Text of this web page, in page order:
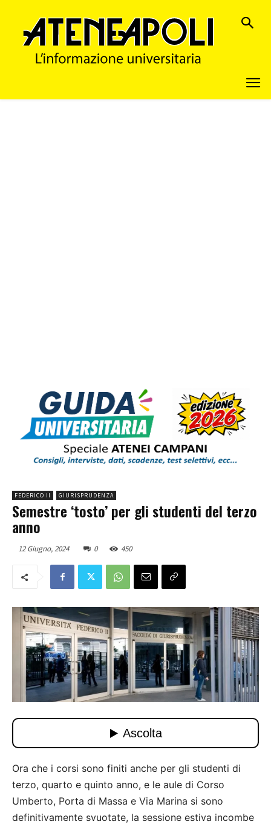
FEDERICO II GIURISPRUDENZA
Semestre ‘tosto’ per gli studenti del terzo
anno
12 Giugno, 2024 0 450
Ora che i corsi sono finiti anche per gli studenti di
terzo, quarto e quinto anno, e le aule di Corso
Umberto, Porta di Massa e Via Marina si sono
definitivamente svuotate, la sessione estiva incombe